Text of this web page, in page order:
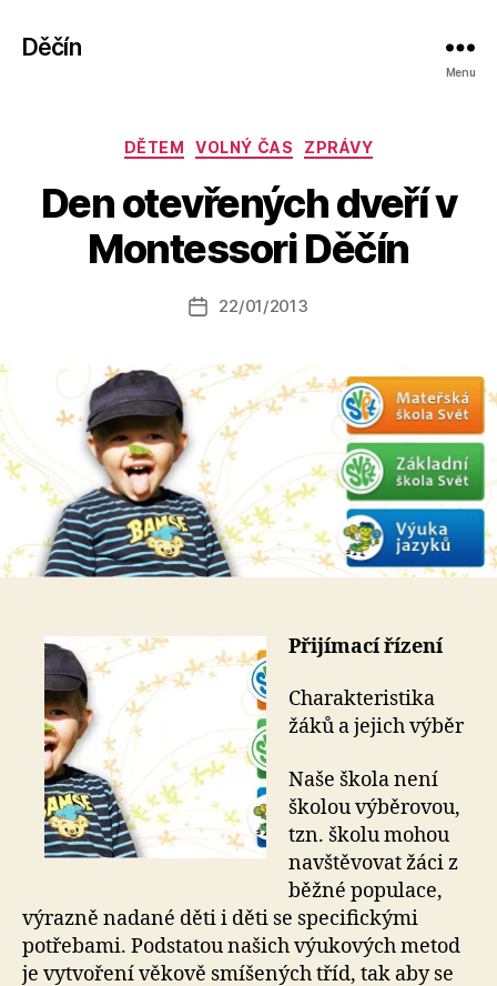
Děčín
Menu
Rubriky
DĚTEM VOLNÝ ČAS ZPRÁVY
Den otevřených dveří v
Montessori Děčín
Autor
příspěvku
u
o
r:
p
ri
p
v
a
Datum
22/01/2013
Přijímací řízení
Charakteristika
žáků a jejich výběr
Naše škola není
školou výběrovou,
tzn. školu mohou
navštěvovat žáci z
běžné populace,
výrazně nadané děti i děti se specifickými
potřebami. Podstatou našich výukových metod
je vytvoření věkově smíšených tříd, tak aby se